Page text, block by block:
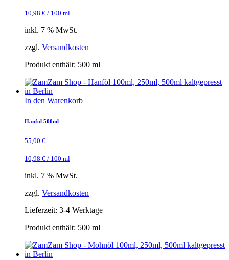
10,98 € / 100 ml
inkl. 7 % MwSt.
zzgl. Versandkosten
Produkt enthält: 500 ml
In den Warenkorb
Hanföl 500ml
55,00 €
10,98 € / 100 ml
inkl. 7 % MwSt.
zzgl. Versandkosten
Lieferzeit: 3-4 Werktage
Produkt enthält: 500 ml